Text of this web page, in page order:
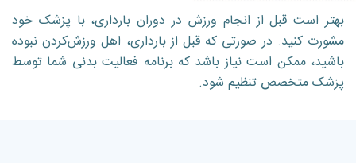
بهتر است قبل از انجام ورزش در دوران بارداری، با پزشک خود
مشورت کنید. در صورتی که قبل از بارداری، اهل ورزش‌کردن نبوده
باشید، ممکن است نیاز باشد که برنامه فعالیت بدنی شما توسط
پزشک متخصص تنظیم شود.